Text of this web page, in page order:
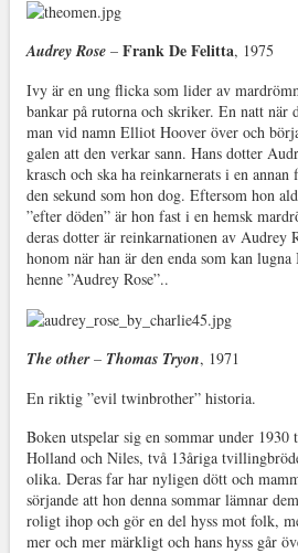
Audrey Rose– Frank De Felitta, 1975
Ivy är en ung flicka som lider av
bankar på rutorna och skriker. En natt när
man vid namn Elliot Hoover över och
galen att den verkar sann. Hans dotter
krasch och ska ha reinkarnerats i en
den sekund som hon dog. Eftersom hon
”efter döden” är hon fast i en hemsk
deras dotter är reinkarnationen av Audrey
honom när han är den enda som kan
henne ”Audrey Rose”..
The other– Thomas Tryon, 1971
En riktig ”evil twinbrother” historia.
Boken utspelar sig en sommar under 1930
Holland och Niles, två 13åriga
olika. Deras far har nyligen dött och
sörjande att hon denna sommar lämnar
roligt ihop och gör en del hyss mot folk,
mer och mer märkligt och hans hyss går